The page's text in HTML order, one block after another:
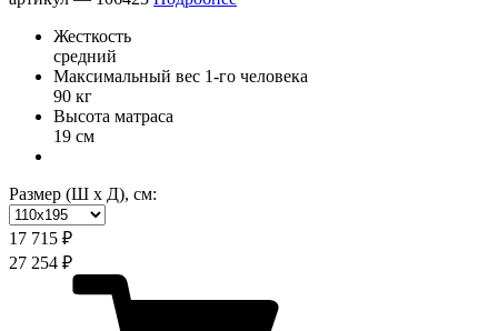
Жесткость
средний
Максимальный вес 1-го человека
90 кг
Высота матраса
19 см
Размер (Ш х Д), см:
17 715 ₽
27 254 ₽